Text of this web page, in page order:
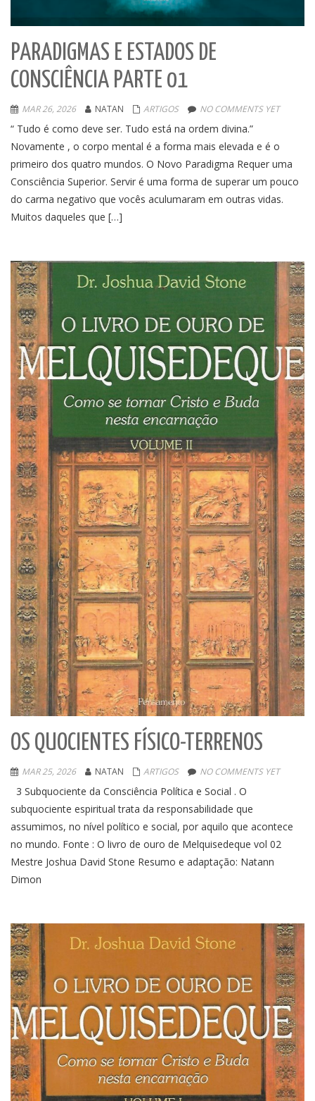
PARADIGMAS E ESTADOS DE
CONSCIÊNCIA PARTE 01
MAR 26, 2026 NATAN ARTIGOS NO COMMENTS YET
“ Tudo é como deve ser. Tudo está na ordem divina.”
Novamente , o corpo mental é a forma mais elevada e é o
primeiro dos quatro mundos. O Novo Paradigma Requer uma
Consciência Superior. Servir é uma forma de superar um pouco
do carma negativo que vocês aculumaram em outras vidas.
Muitos daqueles que […]
OS QUOCIENTES FÍSICO-TERRENOS
MAR 25, 2026 NATAN ARTIGOS NO COMMENTS YET
3 Subquociente da Consciência Política e Social . O
subquociente espiritual trata da responsabilidade que
assumimos, no nível político e social, por aquilo que acontece
no mundo. Fonte : O livro de ouro de Melquisedeque vol 02
Mestre Joshua David Stone Resumo e adaptação: Natann
Dimon